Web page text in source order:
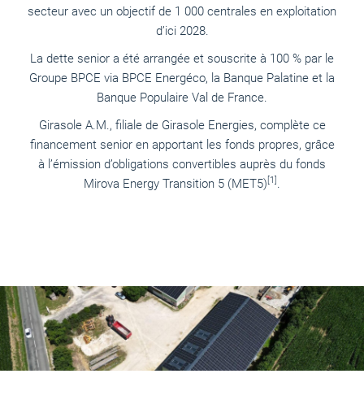
secteur avec un objectif de 1 000 centrales en exploitation
d’ici 2028.
La dette senior a été arrangée et souscrite à 100 % par le
Groupe BPCE via BPCE Energéco, la Banque Palatine et la
Banque Populaire Val de France.
Girasole A.M., filiale de Girasole Energies, complète ce
financement senior en apportant les fonds propres, grâce
à l’émission d’obligations convertibles auprès du fonds
Mirova Energy Transition 5 (MET5) [1] .